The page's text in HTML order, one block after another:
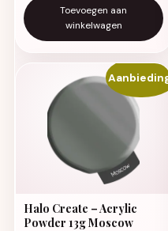
Toevoegen aan
winkelwagen
Halo Create – Acrylic
Powder 13g Moscow